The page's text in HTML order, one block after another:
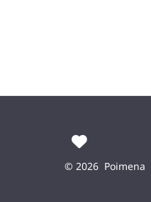
© 2026 Poimena